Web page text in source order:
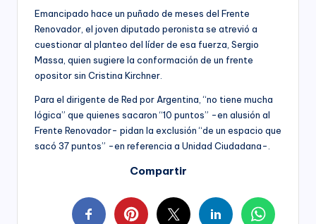
Emancipado hace un puñado de meses del Frente
Renovador, el joven diputado peronista se atrevió a
cuestionar al planteo del líder de esa fuerza, Sergio
Massa, quien sugiere la conformación de un frente
opositor sin Cristina Kirchner.
Para el dirigente de Red por Argentina, “no tiene mucha
lógica” que quienes sacaron “10 puntos” -en alusión al
Frente Renovador- pidan la exclusión “de un espacio que
sacó 37 puntos” -en referencia a Unidad Ciudadana-.
Compartir